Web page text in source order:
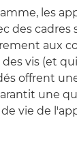
les
des
aux
vis (et
offrent
une
vie de